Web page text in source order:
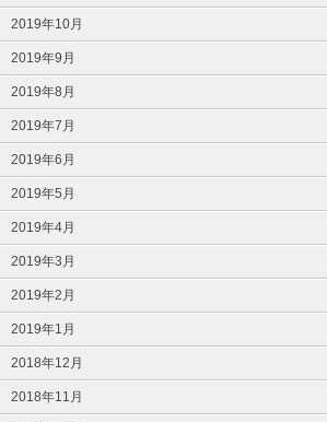
2019年10月
2019年9月
2019年8月
2019年7月
2019年6月
2019年5月
2019年4月
2019年3月
2019年2月
2019年1月
2018年12月
2018年11月